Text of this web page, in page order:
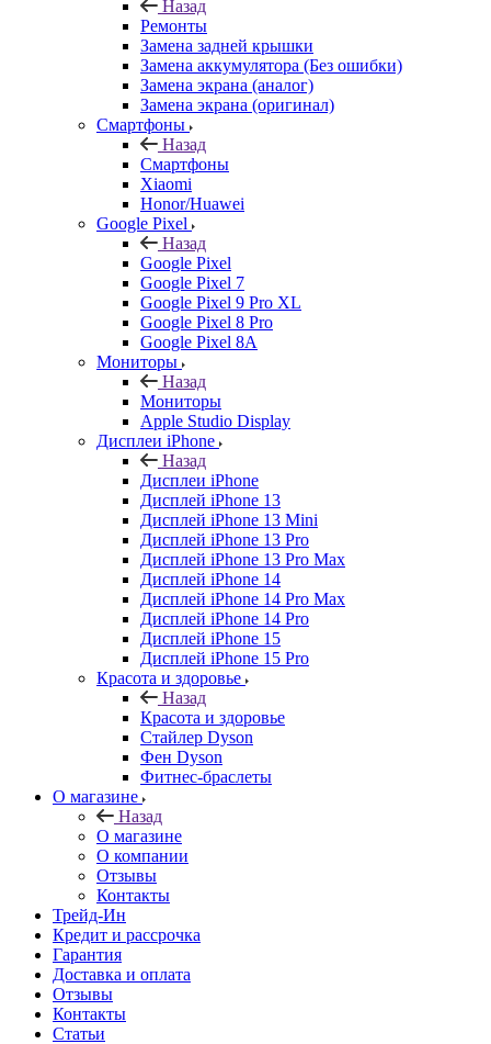
Назад
Ремонты
Замена задней крышки
Замена аккумулятора (Без ошибки)
Замена экрана (аналог)
Замена экрана (оригинал)
Смартфоны
Назад
Смартфоны
Xiaomi
Honor/Huawei
Google Pixel
Назад
Google Pixel
Google Pixel 7
Google Pixel 9 Pro XL
Google Pixel 8 Pro
Google Pixel 8A
Мониторы
Назад
Мониторы
Apple Studio Display
Дисплеи iPhone
Назад
Дисплеи iPhone
Дисплей iPhone 13
Дисплей iPhone 13 Mini
Дисплей iPhone 13 Pro
Дисплей iPhone 13 Pro Max
Дисплей iPhone 14
Дисплей iPhone 14 Pro Max
Дисплей iPhone 14 Pro
Дисплей iPhone 15
Дисплей iPhone 15 Pro
Красота и здоровье
Назад
Красота и здоровье
Стайлер Dyson
Фен Dyson
Фитнес-браслеты
О магазине
Назад
О магазине
О компании
Отзывы
Контакты
Трейд-Ин
Кредит и рассрочка
Гарантия
Доставка и оплата
Отзывы
Контакты
Статьи